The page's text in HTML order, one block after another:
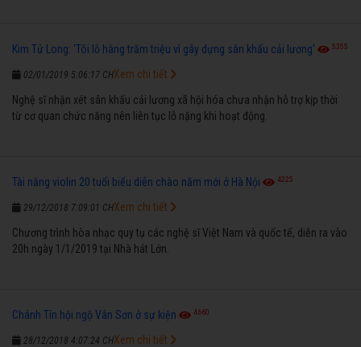
Kim Tử Long: 'Tôi lỗ hàng trăm triệu vì gây dựng sân khấu cải lương' 5355
02/01/2019 5:06:17 CH
Nghệ sĩ nhận xét sân khấu cải lương xã hội hóa chưa nhận hỗ trợ kịp thời
từ cơ quan chức năng nên liên tục lỗ nặng khi hoạt động.
Xem chi tiết
Tài năng violin 20 tuổi biểu diễn chào năm mới ở Hà Nội 4225
29/12/2018 7:09:01 CH
Chương trình hòa nhạc quy tụ các nghệ sĩ Việt Nam và quốc tế, diễn ra vào
20h ngày 1/1/2019 tại Nhà hát Lớn.
Xem chi tiết
Chánh Tín hội ngộ Vân Sơn ở sự kiện 4660
28/12/2018 4:07:24 CHXem chi tiết